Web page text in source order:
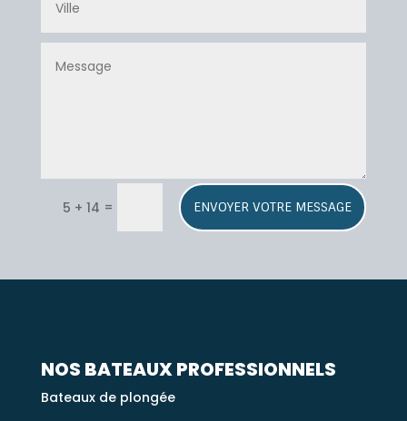
5 + 14 = ENVOYER VOTRE MESSAGE
r
NOS BATEAUX PROFESSIONNELS
Bateaux de plongée